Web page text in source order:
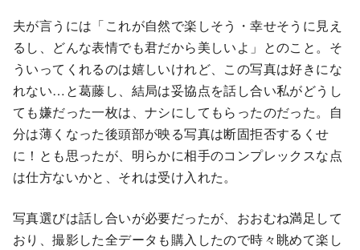
夫が言うには「これが自然で楽しそう・幸せそうに見え
るし、どんな表情でも君だから美しいよ」とのこと。そ
ういってくれるのは嬉しいけれど、この写真は好きにな
れない…と葛藤し、結局は妥協点を話し合い私がどうし
ても嫌だった一枚は、ナシにしてもらったのだった。自
分は薄くなった後頭部が映る写真は断固拒否するくせ
に！とも思ったが、明らかに相手のコンプレックスな点
は仕方ないかと、それは受け入れた。
写真選びは話し合いが必要だったが、おおむね満足して
おり、撮影した全データも購入したので時々眺めて楽し